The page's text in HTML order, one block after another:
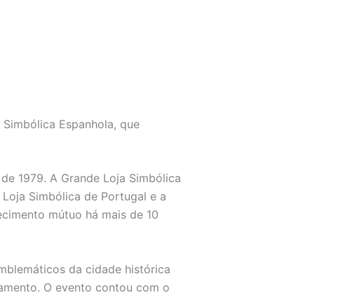
Espanhola, que
1979. A Grande Loja Simbólica
Simbólica de Portugal e a
mútuo há mais de 10
da cidade histórica
O evento contou com o